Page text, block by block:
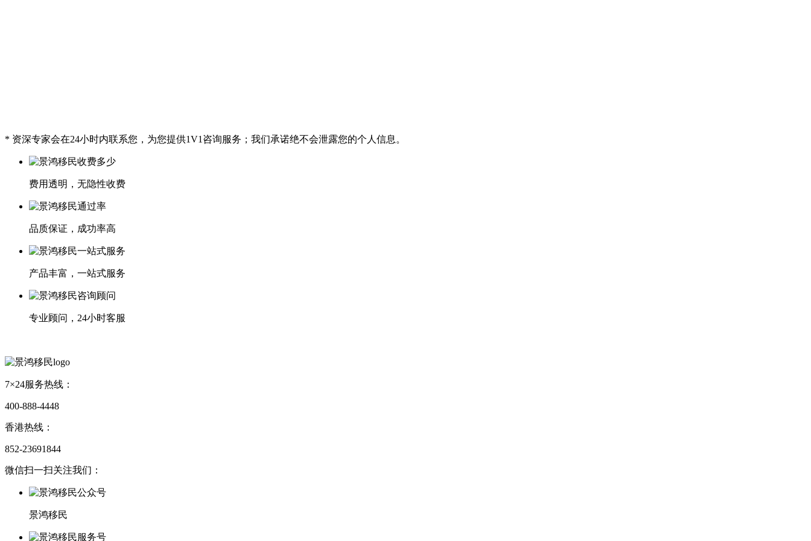
* 资深专家会在24小时内联系您，为您提供1V1咨询服务；我们承诺绝不会泄露您的个人信息。
费用透明，无隐性收费
品质保证，成功率高
产品丰富，一站式服务
专业顾问，24小时客服
7×24服务热线：
400-888-4448
香港热线：
852-23691844
微信扫一扫关注我们：
景鸿移民